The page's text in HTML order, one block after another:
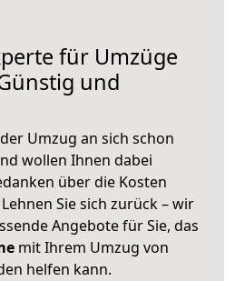
für Umzüge
und
Umzug an sich schon
wollen Ihnen dabei
über die Kosten
Sie sich zurück – wir
Angebote für Sie, das
mit Ihrem Umzug von
helfen kann.